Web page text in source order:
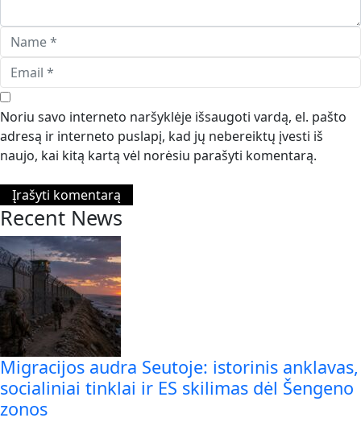
Noriu savo interneto naršyklėje išsaugoti vardą, el. pašto
adresą ir interneto puslapį, kad jų nebereiktų įvesti iš
naujo, kai kitą kartą vėl norėsiu parašyti komentarą.
Recent News
Migracijos audra Seutoje: istorinis anklavas,
socialiniai tinklai ir ES skilimas dėl Šengeno
zonos